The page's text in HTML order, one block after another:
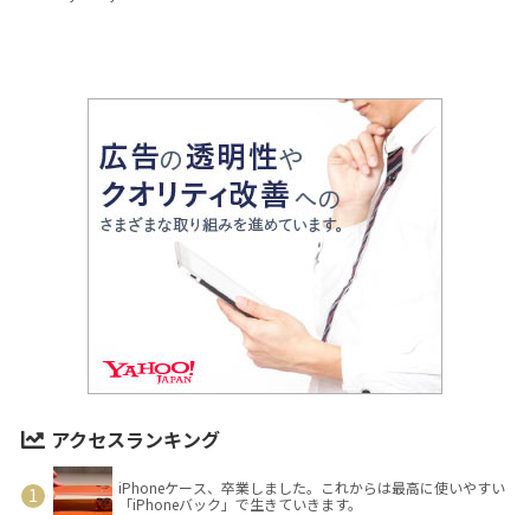
アクセスランキング
iPhoneケース、卒業しました。これからは最高に使いやすい
「iPhoneバック」で生きていきます。